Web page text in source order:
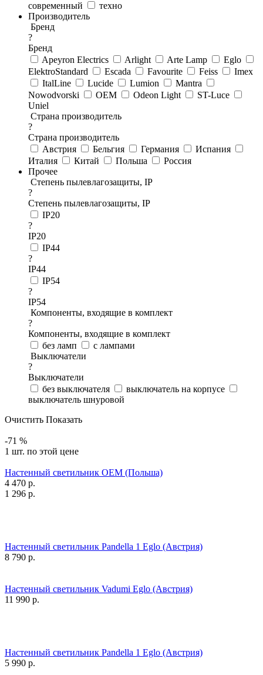
современный
техно
Производитель
Бренд
?
Бренд
Apeyron Electrics
Arlight Arte Lamp
Eglo
ElektroStandard
Escada Favourite Feiss
Imex
ItalLine
Lucide Lumion
Mantra
Nowodvorski
OEM Odeon Light
ST-Luce
Uniel
Страна производитель
?
Страна производитель
Австрия
Бельгия Германия
Испания
Италия
Китай Польша
Россия
Прочее
Степень пылевлагозащиты, IP
?
Степень пылевлагозащиты, IP
IP20
?
IP20
IP44
?
IP44
IP54
?
IP54
Компоненты, входящие в комплект
?
Компоненты, входящие в комплект
без ламп
с лампами
Выключатели
?
Выключатели
без выключателя
выключатель на корпусе
выключатель шнуровой
Очистить Показать
-71 %
1 шт. по этой цене
Настенный светильник OEM (Польша)
4 470 р.
1 296 р.
Настенный светильник Pandella 1 Eglo (Австрия)
8 790 р.
Настенный светильник Vadumi Eglo (Австрия)
11 990 р.
Настенный светильник Pandella 1 Eglo (Австрия)
5 990 р.